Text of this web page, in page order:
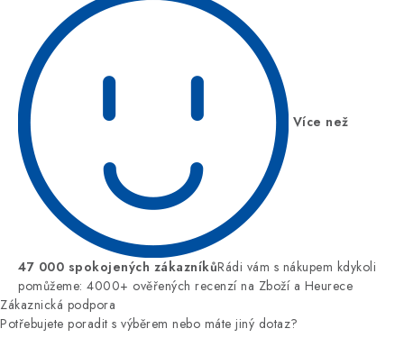
Více než
47 000 spokojených zákazníkůRádi vám s nákupem kdykoli
pomůžeme: 4000+ ověřených recenzí na Zboží a Heurece
Zákaznická podpora
Potřebujete poradit s výběrem nebo máte jiný dotaz?